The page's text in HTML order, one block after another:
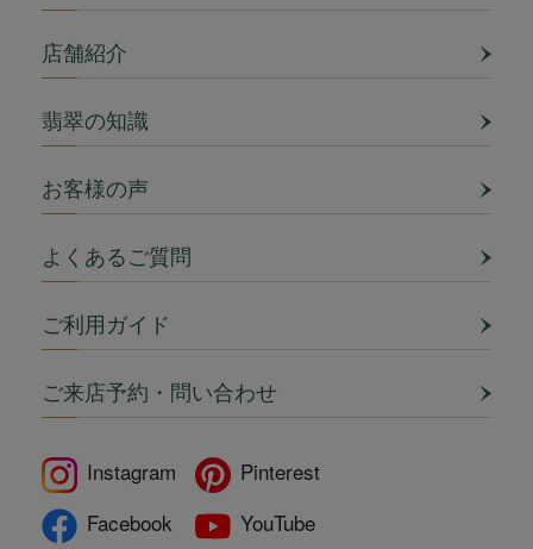
店舗紹介
翡翠の知識
お客様の声
よくあるご質問
ご利用ガイド
ご来店予約・問い合わせ
Instagram
Pinterest
Facebook
YouTube